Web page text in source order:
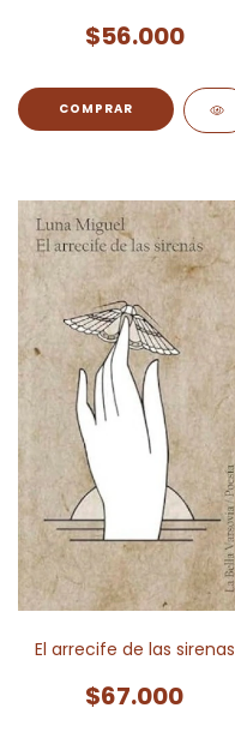
$56.000
El arrecife de las sirenas
$67.000